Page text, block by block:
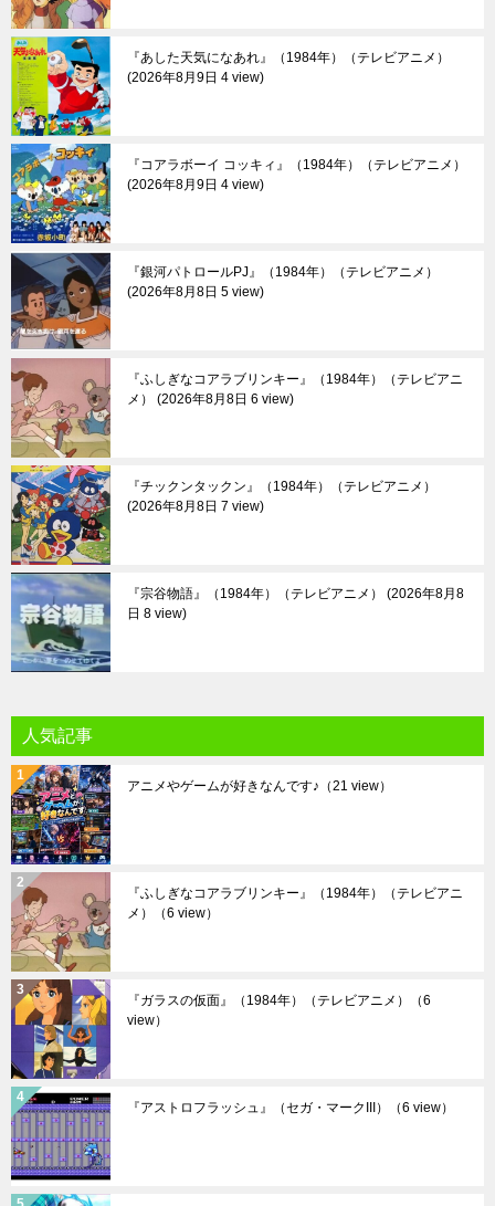
『あした天気になあれ』（1984年）（テレビアニメ）
2026年8月9日 4 view
『コアラボーイ コッキィ』（1984年）（テレビアニメ）
2026年8月9日 4 view
『銀河パトロールPJ』（1984年）（テレビアニメ）
2026年8月8日 5 view
『ふしぎなコアラブリンキー』（1984年）（テレビアニ
メ）
2026年8月8日 6 view
『チックンタックン』（1984年）（テレビアニメ）
2026年8月8日 7 view
『宗谷物語』（1984年）（テレビアニメ）
2026年8月8
日 8 view
人気記事
アニメやゲームが好きなんです♪ （21 view）
『ふしぎなコアラブリンキー』（1984年）（テレビアニ
メ）
（6 view）
『ガラスの仮面』（1984年）（テレビアニメ）
（6
view）
『アストロフラッシュ』（セガ・マークIII） （6 view）